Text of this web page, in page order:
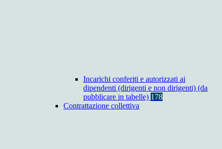
Incarichi conferiti e autorizzati ai
dipendenti (dirigenti e non dirigenti) (da
pubblicare in tabelle) 178
Contrattazione collettiva